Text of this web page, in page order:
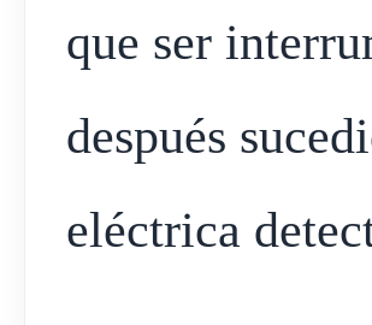
que ser
después
eléctrica